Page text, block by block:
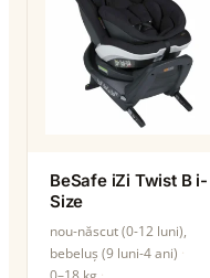
BeSafe iZi Twist B i-
Size
nou-născut (0-12 luni),
bebeluș (9 luni-4 ani)